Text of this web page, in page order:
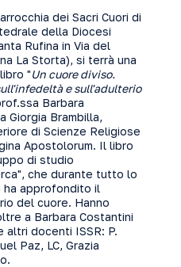
dei Sacri Cuori di
della Diocesi
Rufina in Via del
La Storta​), ​si terrà una
"Un cuore diviso. ​
e sull'adulterio
Barbara
Giorgia Brambilla​,
di Scienze Religiose
Apostolorum. Il libro
di studio
che durante tutto lo
​ha approfondito il
del cuore. ​Hanno
a Barbara Costantini
altri docenti ISSR: ​P.
Paz, LC, Grazia